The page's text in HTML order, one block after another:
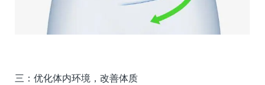
三：优化体内环境，改善体质